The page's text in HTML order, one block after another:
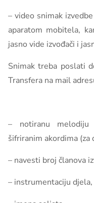
– video snimak
aparatom mobitela,
jasno vide izvođači i
Snimak treba poslati
Transfera na mail
– notiranu melodiju
šifriranim akordima
– navesti broj članova
– instrumentaciju djela,